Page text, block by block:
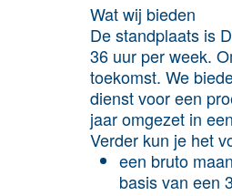
Wat wij bieden
De standplaats is
36 uur per week.
toekomst. We
dienst voor een
jaar omgezet in
Verder kun je het
een bruto
basis van een